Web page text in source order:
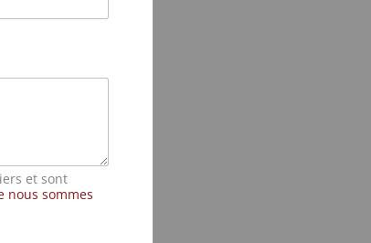
et sont
nous sommes